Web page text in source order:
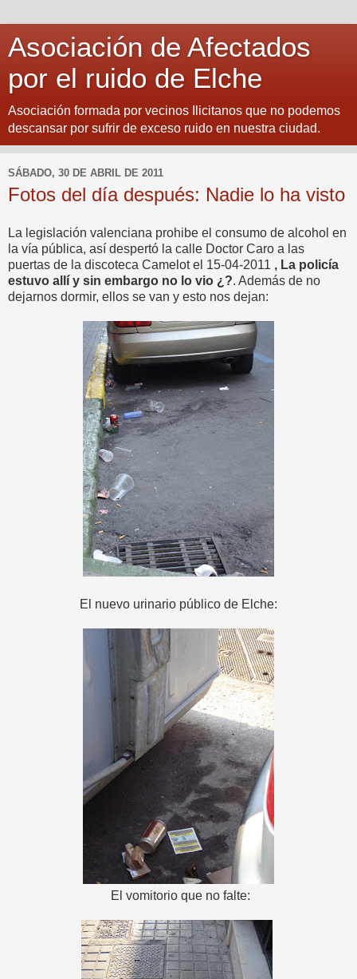
Asociación de Afectados
por el ruido de Elche
Asociación formada por vecinos Ilicitanos que no podemos
descansar por sufrir de exceso ruido en nuestra ciudad.
SÁBADO, 30 DE ABRIL DE 2011
Fotos del día después: Nadie lo ha visto
La legislación valenciana prohibe el consumo de alcohol en
la vía pública, así despertó la calle Doctor Caro a las
puertas de la discoteca Camelot el 15-04-2011 , La policía
estuvo allí y sin embargo no lo vio ¿?. Además de no
dejarnos dormir, ellos se van y esto nos dejan:
El nuevo urinario público de Elche:
El vomitorio que no falte: